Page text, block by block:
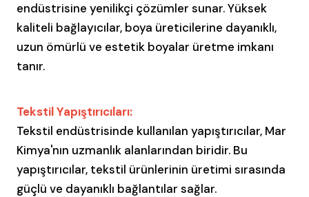
endüstrisine yenilikçi çözümler sunar. Yüksek
kaliteli bağlayıcılar, boya üreticilerine dayanıklı,
uzun ömürlü ve estetik boyalar üretme imkanı
tanır.
Tekstil Yapıştırıcıları:
Tekstil endüstrisinde kullanılan yapıştırıcılar, Mar
Kimya'nın uzmanlık alanlarından biridir. Bu
yapıştırıcılar, tekstil ürünlerinin üretimi sırasında
güçlü ve dayanıklı bağlantılar sağlar.